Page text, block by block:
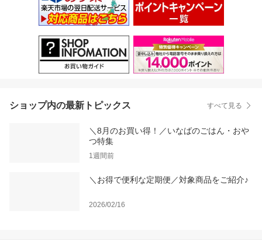
ショップ内の最新トピックス すべて見る
＼8月のお買い得！／いなばのごはん・おや
つ特集
1週間前
＼お得で便利な定期便／対象商品をご紹介♪
2026/02/16